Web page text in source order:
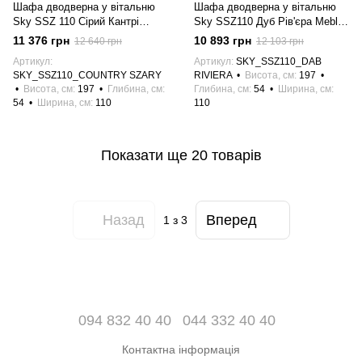
Шафа дводверна у вітальню
Sky SSZ 110 Сірий Кантрі
Meble Piaski
11 376 грн 12 640 грн
Артикул
SKY_SSZ110_COUNTRY SZARY
Висота, см 197
Глибина, см
54
Ширина, см 110
Шафа дводверна у вітальню
Sky SSZ110 Дуб Рів'єра Meble
Piaski
10 893 грн 12 103 грн
Артикул SKY_SSZ110_DAB
RIVIERA
Висота, см 197
Глибина, см 54
Ширина, см
110
Показати ще 20 товарів
Назад 1 з 3 Вперед
094 832 40 40 044 332 40 40
Контактна інформація